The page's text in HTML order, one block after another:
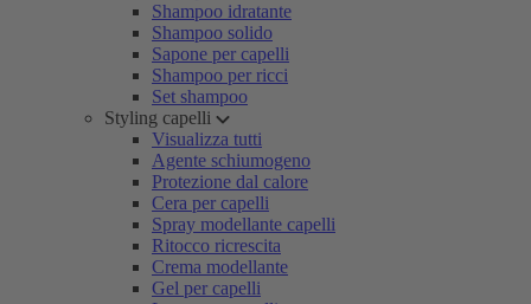
Shampoo idratante
Shampoo solido
Sapone per capelli
Shampoo per ricci
Set shampoo
Styling capelli
Visualizza tutti
Agente schiumogeno
Protezione dal calore
Cera per capelli
Spray modellante capelli
Ritocco ricrescita
Crema modellante
Gel per capelli